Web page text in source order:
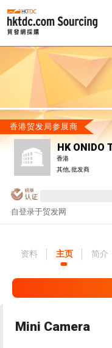
香港贸发局参展商
HK ONIDO
香港
其他, 批发商
自登录于贸发网
资料 主页 简介
Mini Camera